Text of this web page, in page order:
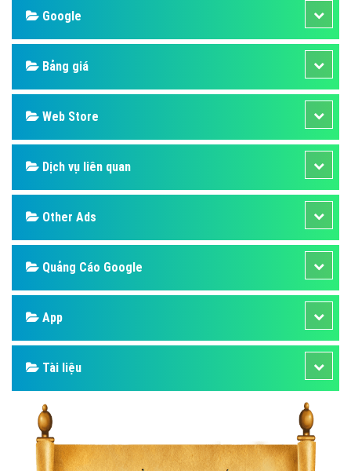
Google
Bảng giá
Web Store
Dịch vụ liên quan
Other Ads
Quảng Cáo Google
App
Tài liệu